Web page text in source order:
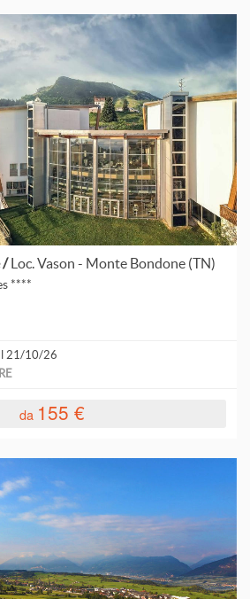
/Loc. Vason - Monte Bondone (TN)
****
21/10/26
da 155 €